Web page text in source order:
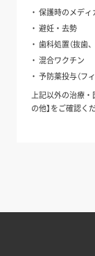
保護時のメディ
避妊・去勢
歯科処置（抜歯
混合ワクチン
予防薬投与（フ
上記以外の治療・
の他】をご確認く